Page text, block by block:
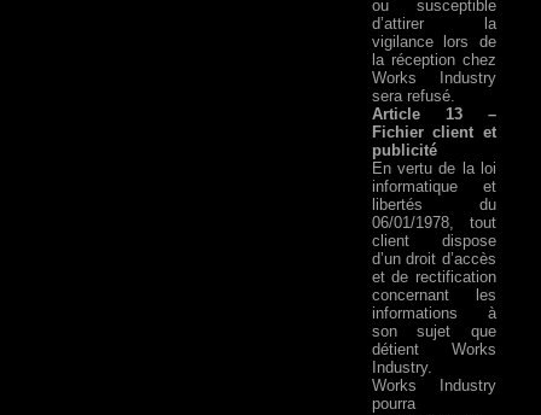
ou susceptible
d’attirer la
vigilance lors de
la réception chez
Works Industry
sera refusé.
Article 13 –
Fichier client et
publicité
En vertu de la loi
informatique et
libertés du
06/01/1978, tout
client dispose
d’un droit d’accès
et de rectification
concernant les
informations à
son sujet que
détient Works
Industry.
Works Industry
pourra